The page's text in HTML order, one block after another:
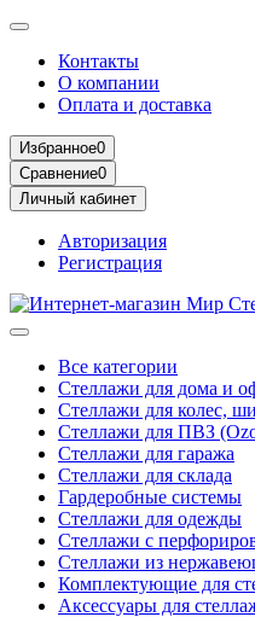
Контакты
О компании
Оплата и доставка
Избранное0
Сравнение0
Личный кабинет
Авторизация
Регистрация
Все категории
Стеллажи для дома и
Стеллажи для колес,
Стеллажи для ПВЗ
Стеллажи для гаража
Стеллажи для склада
Гардеробные системы
Стеллажи для одежды
Стеллажи с
Стеллажи из
Комплектующие для
Аксессуары для